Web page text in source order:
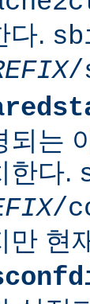
다.
/
되는
한다.
/
만 현